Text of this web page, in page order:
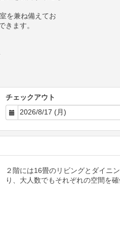
を兼ね備えてお
きます。
チェックアウト
２階には16畳のリビングとダイニ
り、大人数でもそれぞれの空間を